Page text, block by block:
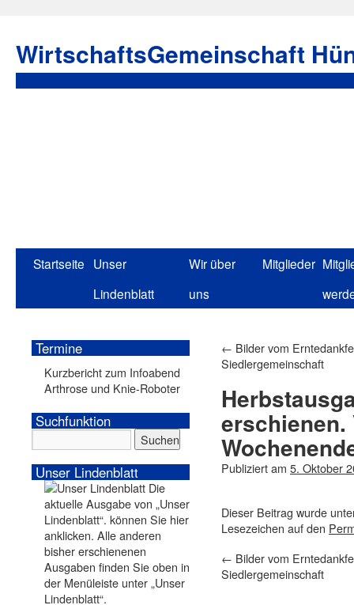
WirtschaftsGemeinschaft
Startseite Unser
Lindenblatt
Wir über
uns
Mitglieder
← Bilder vom
Siedlergemeinschaft
erschienen.
Publiziert am 5. Oktober
Dieser Beitrag wurde
Lesezeichen auf den
← Bilder vom
Siedlergemeinschaft
Termine
Kurzbericht zum Infoabend
Arthrose und Knie-Roboter
Suchfunktion
Unser Lindenblatt